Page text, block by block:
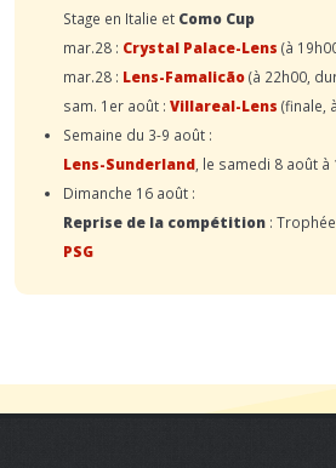
Stage en Italie et Como Cup
mar.28 : Crystal Palace-Lens (à
mar.28 : Lens-Famalicão(à 22h00,
sam. 1er août : Villareal-Lens (finale,
Semaine du 3-9 août :
Lens-Sunderland , le samedi 8 août
Dimanche 16 août :
Reprise de la compétition :
PSG